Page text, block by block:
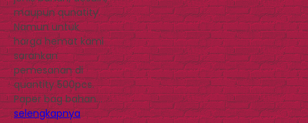
maupun qunatity.
Namun untuk
harga hemat kami
sarankan
pemesanan di
quantity 500pcs.
Paper bag bahan…
selengkapnya